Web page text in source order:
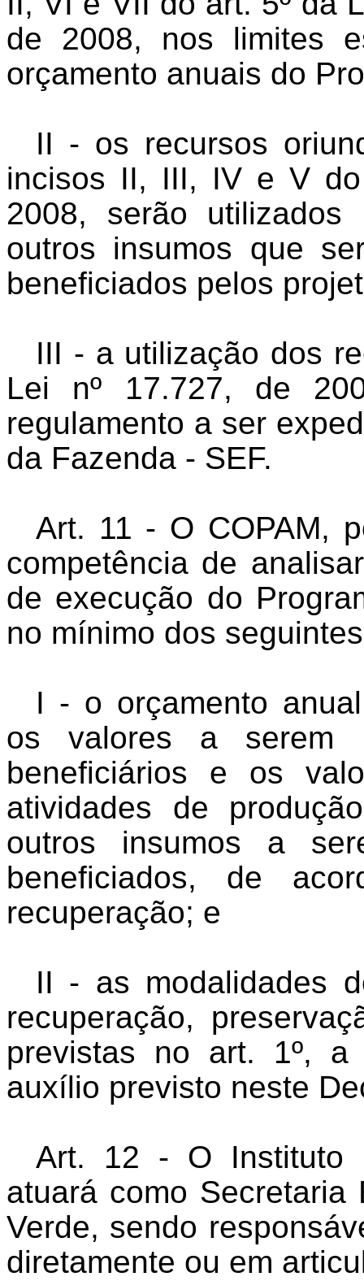
de 2008, nos limites
orçamento anuais do
II - os recursos
incisos II, III, IV e V
2008, serão
outros insumos que
beneficiados pelos
III - a utilização dos
Lei nº 17.727, de
regulamento a ser
da Fazenda - SEF.
Art. 11 - O COPAM,
competência de
de execução do
no mínimo dos
I - o orçamento
os valores a serem
beneficiários e os
atividades de
outros insumos a
beneficiados, de
recuperação; e
II - as modalidades
recuperação,
previstas no art. 1º, a
auxílio previsto neste
Art. 12 - O Instituto
atuará como Secretaria
Verde, sendo
diretamente ou em